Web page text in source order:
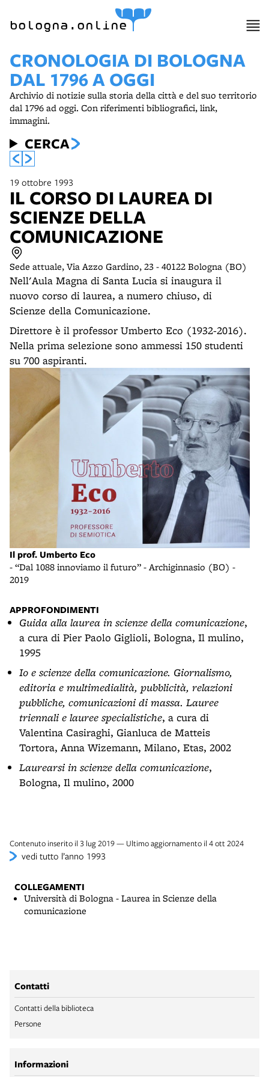
bologna.online
CRONOLOGIA DI BOLOGNA
DAL 1796 A OGGI
Archivio di notizie sulla storia della città e del suo territorio
dal 1796 ad oggi. Con riferimenti bibliografici, link,
immagini.
CERCA
19 ottobre 1993
IL CORSO DI LAUREA DI
SCIENZE DELLA
COMUNICAZIONE
Sede attuale, Via Azzo Gardino, 23 - 40122 Bologna (BO)
Nell'Aula Magna di Santa Lucia si inaugura il
nuovo corso di laurea, a numero chiuso, di
Scienze della Comunicazione.
Direttore è il professor Umberto Eco (1932-2016).
Nella prima selezione sono ammessi 150 studenti
su 700 aspiranti.
Il prof. Umberto Eco
- “Dal 1088 innoviamo il futuro” - Archiginnasio (BO) -
2019
APPROFONDIMENTI
Guida alla laurea in scienze della comunicazione,
a cura di Pier Paolo Giglioli, Bologna, Il mulino,
1995
Io e scienze della comunicazione. Giornalismo,
editoria e multimedialità, pubblicità, relazioni
pubbliche, comunicazioni di massa. Lauree
triennali e lauree specialistiche, a cura di
Valentina Casiraghi, Gianluca de Matteis
Tortora, Anna Wizemann, Milano, Etas, 2002
Laurearsi in scienze della comunicazione,
Bologna, Il mulino, 2000
Contenuto inserito il 3 lug 2019 — Ultimo aggiornamento il 4 ott 2024
vedi tutto l’anno 1993
COLLEGAMENTI
Università di Bologna - Laurea in Scienze della
comunicazione
Contatti
Contatti della biblioteca
Persone
Informazioni